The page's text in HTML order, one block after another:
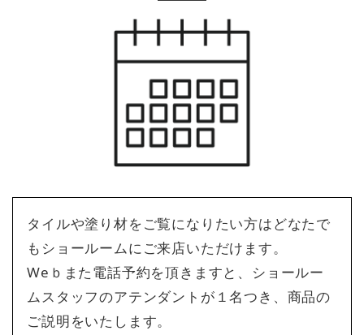
タイルや塗り材をご覧になりたい方はどなたで
もショールームにご来店いただけます。
Weｂまた電話予約を頂きますと、ショールー
ムスタッフのアテンダントが１名つき、商品の
ご説明をいたします。